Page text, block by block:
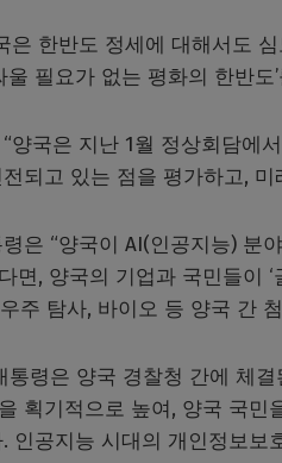
은 한반도 정세에 대해서도
울 필요가 없는 평화의 한반도
양국은 지난 1월 정상회담에
되고 있는 점을 평가하고,
은 “양국이 AI(인공지능) 분
면, 양국의 기업과 국민들이
우주 탐사, 바이오 등 양국 간
통령은 양국 경찰청 간에 체
획기적으로 높여, 양국 국
인공지능 시대의 개인정보보